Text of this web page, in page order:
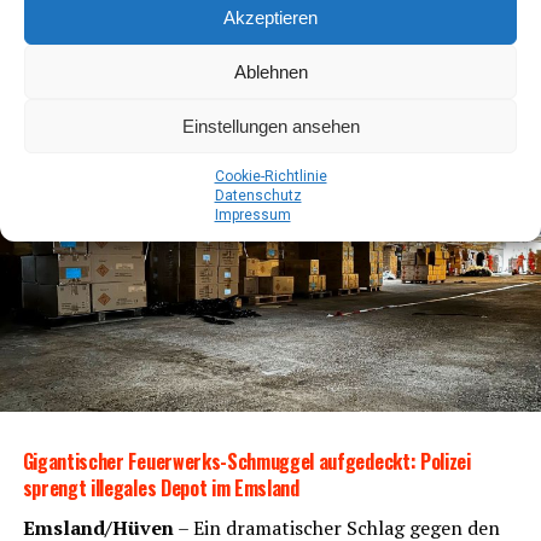
Akzeptieren
Ablehnen
Einstellungen ansehen
Coo­kie-Richt­li­nie
Daten­schutz
Impres­sum
vor 2 Jahren am 8. November 2024
Gigan­ti­scher Feu­er­werks-Schmug­gel auf­ge­deckt: Poli­zei
sprengt ille­ga­les Depot im Emsland
Emsland/Hüven– Ein dra­ma­ti­scher Schlag gegen den